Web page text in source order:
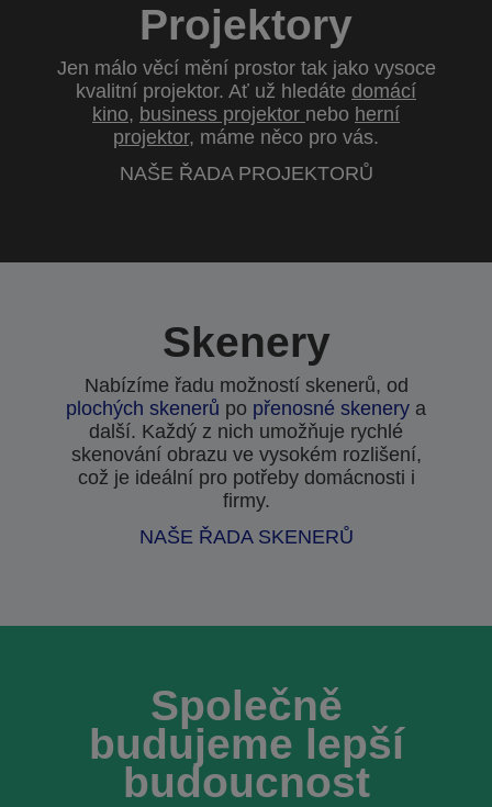
Projektory
Jen málo věcí mění prostor tak jako vysoce
kvalitní projektor. Ať už hledáte domácí
kino, business projektor nebo herní
projektor, máme něco pro vás.
NAŠE ŘADA PROJEKTORŮ
Skenery
Nabízíme řadu možností skenerů, od
plochých skenerů po přenosné skenery a
další. Každý z nich umožňuje rychlé
skenování obrazu ve vysokém rozlišení,
což je ideální pro potřeby domácnosti i
firmy.
NAŠE ŘADA SKENERŮ
Společně
budujeme lepší
budoucnost